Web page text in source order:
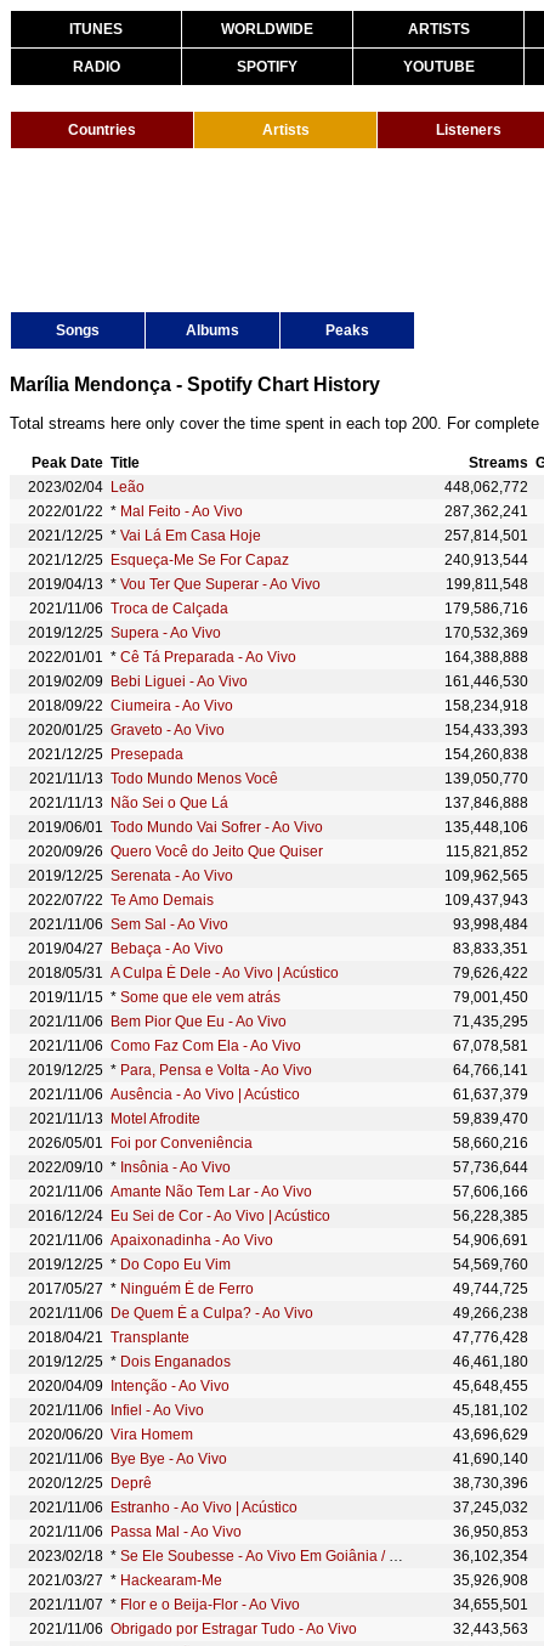
ITUNES WORLDWIDE ARTISTS
RADIO SPOTIFY YOUTUBE
Countries Artists Listeners
Songs Albums Peaks
Marília Mendonça - Spotify Chart History
Total streams here only cover the time spent in each top 200. For
Peak Date Title Streams
2023/02/04 Leão
448,062,772
2022/01/22 * Mal Feito - Ao Vivo
287,362,241
2021/12/25 * Vai Lá Em Casa Hoje
257,814,501
2021/12/25 Esqueça-Me Se For Capaz
240,913,544
2019/04/13 * Vou Ter Que Superar - Ao Vivo
199,811,548
2021/11/06 Troca de Calçada
179,586,716
2019/12/25 Supera - Ao Vivo
170,532,369
2022/01/01 * Cê Tá Preparada - Ao Vivo
164,388,888
2019/02/09
Bebi Liguei - Ao Vivo
161,446,530
2018/09/22 Ciumeira - Ao Vivo
158,234,918
2020/01/25 Graveto - Ao Vivo
154,433,393
2021/12/25 Presepada
154,260,838
2021/11/13 Todo Mundo Menos Você
139,050,770
2021/11/13 Não Sei o Que Lá
137,846,888
2019/06/01 Todo Mundo Vai Sofrer - Ao Vivo
135,448,106
2020/09/26 Quero Você do Jeito Que Quiser
115,821,852
2019/12/25 Serenata - Ao Vivo
109,962,565
2022/07/22 Te Amo Demais
109,437,943
2021/11/06 Sem Sal - Ao Vivo
93,998,484
2019/04/27
Bebaça - Ao Vivo
83,833,351
2018/05/31 A Culpa É Dele - Ao Vivo | Acústico
79,626,422
2019/11/15 * Some que ele vem atrás
79,001,450
2021/11/06
Bem Pior Que Eu - Ao Vivo
71,435,295
2021/11/06 Como Faz Com Ela - Ao Vivo
67,078,581
2019/12/25 * Para, Pensa e Volta - Ao Vivo
64,766,141
2021/11/06 Ausência - Ao Vivo | Acústico
61,637,379
2021/11/13
Motel Afrodite
59,839,470
2026/05/01
Foi por Conveniência
58,660,216
2022/09/10 * Insônia - Ao Vivo
57,736,644
2021/11/06 Amante Não Tem Lar - Ao Vivo
57,606,166
2016/12/24 Eu Sei de Cor - Ao Vivo | Acústico
56,228,385
2021/11/06 Apaixonadinha - Ao Vivo
54,906,691
2019/12/25 * Do Copo Eu Vim
54,569,760
2017/05/27 * Ninguém É de Ferro
49,744,725
2021/11/06
De Quem É a Culpa? - Ao Vivo
49,266,238
2018/04/21 Transplante
47,776,428
2019/12/25 * Dois Enganados
46,461,180
2020/04/09
Intenção - Ao Vivo
45,648,455
2021/11/06
Infiel - Ao Vivo
45,181,102
2020/06/20 Vira Homem
43,696,629
2021/11/06
Bye Bye - Ao Vivo
41,690,140
2020/12/25 Deprê
38,730,396
2021/11/06
Estranho - Ao Vivo | Acústico
37,245,032
2021/11/06
Passa Mal - Ao Vivo
36,950,853
2023/02/18 * Se Ele Soubesse - Ao Vivo Em Goiânia / 2022
36,102,354
2021/03/27 * Hackearam-Me
35,926,908
2021/11/07 * Flor e o Beija-Flor - Ao Vivo
34,655,501
2021/11/06 Obrigado por Estragar Tudo - Ao Vivo
32,443,563